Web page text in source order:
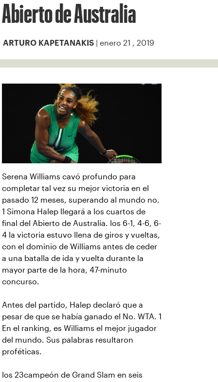
Abierto de Australia
ARTURO KAPETANAKIS | enero 21 , 2019
Serena Williams cavó profundo para
completar tal vez su mejor victoria en el
pasado 12 meses, superando al mundo no.
1 Simona Halep llegará a los cuartos de
final del Abierto de Australia. los 6-1, 4-6, 6-
4 la victoria estuvo llena de giros y vueltas,
con el dominio de Williams antes de ceder
a una batalla de ida y vuelta durante la
mayor parte de la hora, 47-minuto
concurso.
Antes del partido, Halep declaró que a
pesar de que se había ganado el No. WTA. 1
En el ranking, es Williams el mejor jugador
del mundo. Sus palabras resultaron
proféticas.
los 23campeón de Grand Slam en seis